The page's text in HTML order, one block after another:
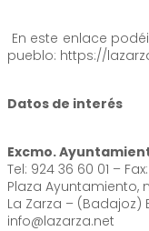
En este enlace
pueblo: https://
Datos de interés
Excmo.
Tel: 924 36 60 01 –
Plaza Ayuntamiento,
La Zarza – (Badajoz)
info@lazarza.net